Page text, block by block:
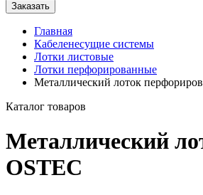
Заказать
Главная
Кабеленесущие системы
Лотки листовые
Лотки перфорированные
Металлический лоток
Каталог товаров
Металлический
OSTEC